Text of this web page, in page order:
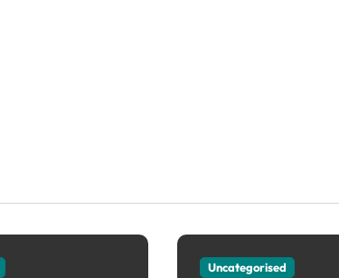
Uncategorised